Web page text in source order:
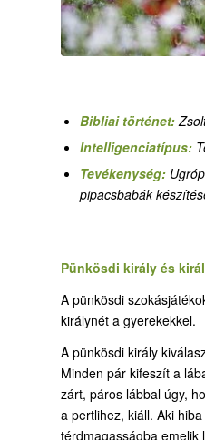
Bibliai történet:
Intelligenciatípus: T
Tevékenység:
pipacsbabák
Pünkösdi király és
A pünkösdi
királynét a gyerekekkel.
A pünkösdi király
Minden pár kifeszít a
zárt, páros lábbal úgy,
a pertlihez, kiáll. Aki
térdmagasságba emelik